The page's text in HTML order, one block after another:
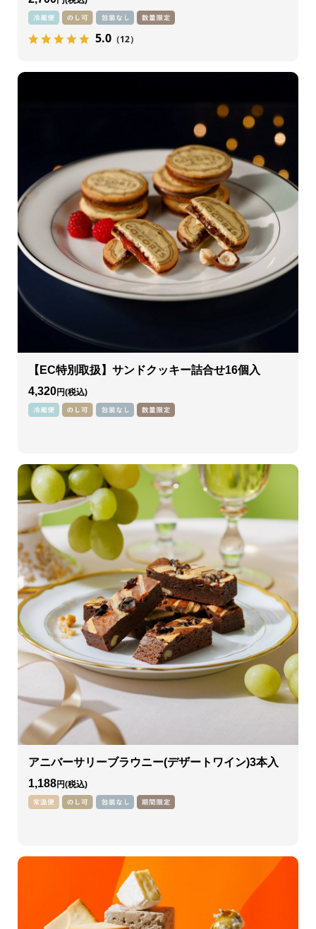
5.0 （12）
【EC特別取扱】サンドクッキー詰合せ16個入
4,320円
アニバーサリーブラウニー(デザートワイン)3本入
1,188円